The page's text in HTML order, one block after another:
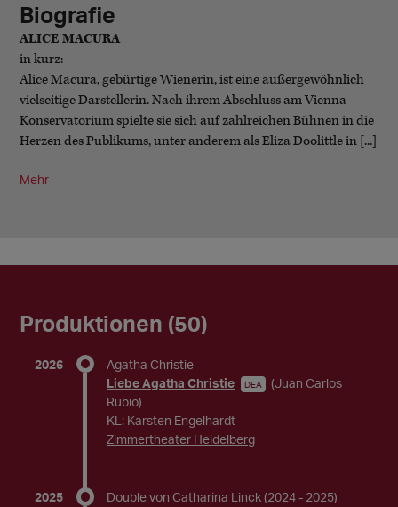
Biografie
ALICE MACURA
in kurz:
Alice Macura, gebürtige Wienerin, ist eine außergewöhnlich
vielseitige Darstellerin. Nach ihrem Abschluss am Vienna
Konservatorium spielte sie sich auf zahlreichen Bühnen in die
Herzen des Publikums, unter anderem als Eliza Doolittle in [...]
Mehr
Produktionen (50)
2026
Agatha Christie
Liebe Agatha Christie
DEA
(Juan Carlos
Rubio)
KL: Karsten Engelhardt
Zimmertheater Heidelberg
2025 Double von Catharina Linck (2024 - 2025)